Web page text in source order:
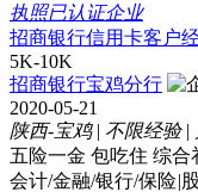
执照已认证企业
招商银行信用卡客户
5K-10K
招商银行宝鸡分行
2020-05-21
陕西-宝鸡 | 不限经验 |
五险一金 包吃住 综合
会计/金融/银行/保险|